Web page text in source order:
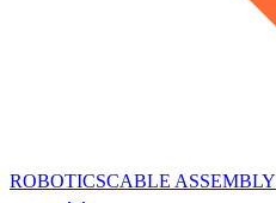
ROBOTICSCABLE ASSEMBLY